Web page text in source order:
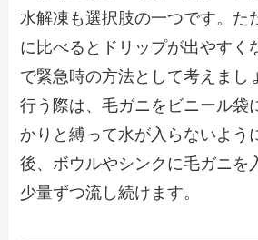
水解凍も選択肢の一つです。た
に比べるとドリップが出やすく
で緊急時の方法として考えまし
行う際は、毛ガニをビニール袋
かりと縛って水が入らないよう
後、ボウルやシンクに毛ガニを
少量ずつ流し続けます。